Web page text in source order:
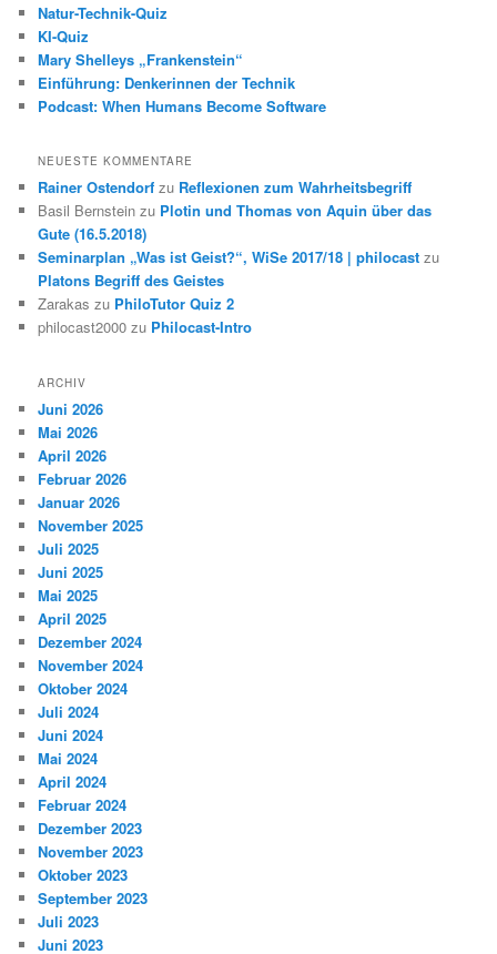
Natur-Technik-Quiz
KI-Quiz
Mary Shelleys „Frankenstein“
Einführung: Denkerinnen der Technik
Podcast: When Humans Become Software
NEUESTE KOMMENTARE
Rainer Ostendorf zu Reflexionen zum Wahrheitsbegriff
Basil Bernstein zu Plotin und Thomas von Aquin über das
Gute (16.5.2018)
Seminarplan „Was ist Geist?“, WiSe 2017/18 | philocast zu
Platons Begriff des Geistes
Zarakas zu PhiloTutor Quiz 2
philocast2000 zu Philocast-Intro
ARCHIV
Juni 2026
Mai 2026
April 2026
Februar 2026
Januar 2026
November 2025
Juli 2025
Juni 2025
Mai 2025
April 2025
Dezember 2024
November 2024
Oktober 2024
Juli 2024
Juni 2024
Mai 2024
April 2024
Februar 2024
Dezember 2023
November 2023
Oktober 2023
September 2023
Juli 2023
Juni 2023